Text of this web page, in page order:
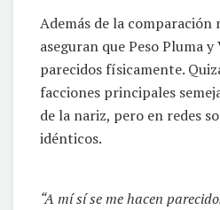
Además de la
aseguran que Peso Pluma
parecidos físicamente.
facciones principales
de la nariz, pero en redes
idénticos.
“A mí sí se me hacen